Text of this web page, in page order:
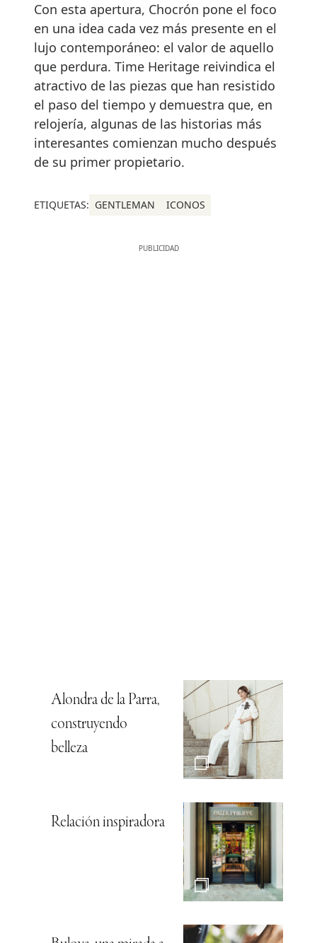
Con esta apertura, Chocrón pone el foco
en una idea cada vez más presente en el
lujo contemporáneo: el valor de aquello
que perdura. Time Heritage reivindica el
atractivo de las piezas que han resistido
el paso del tiempo y demuestra que, en
relojería, algunas de las historias más
interesantes comienzan mucho después
de su primer propietario.
ETIQUETAS: GENTLEMAN ICONOS
Alondra de la Parra,
construyendo
belleza
Relación inspiradora